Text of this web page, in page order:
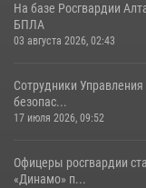
На базе Росгвардии
БПЛА
03 августа 2026, 02:43
Сотрудники
безопас...
17 июля 2026, 09:52
Офицеры росгвардии
«Динамо» п...